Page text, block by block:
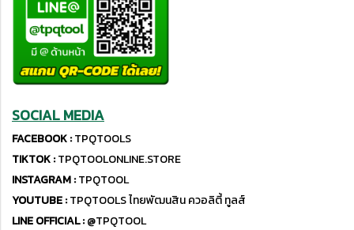
SOCIAL MEDIA
FACEBOOK :TPQTOOLS
TIKTOK :TPQTOOLONLINE.STORE
INSTAGRAM :TPQTOOL
YOUTUBE :TPQTOOLS ไทยพัฒนสิน ควอลิตี้ ทูลส์
LINE OFFICIAL :@TPQTOOL